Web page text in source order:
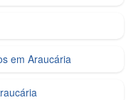
em Araucária